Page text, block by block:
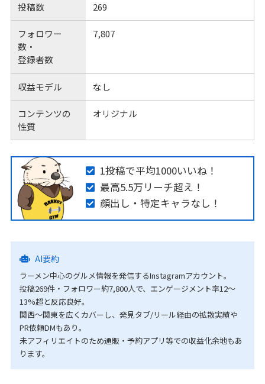
投稿数 269
フォロワー
数・
登録者数
7,807
収益モデル なし
コンテンツの
性質
オリジナル
1投稿で平均1000いいね！
最高5.5万リーチ超え！
顔出し・特定キャラなし！
AI要約
ラーメン中心のグルメ情報を発信するInstagramアカウント。
投稿269件・フォロワー約7,800人で、エンゲージメント率12〜
13%超と反応良好。
関西〜関東を広くカバーし、発見タブ/リール経由の拡散実績や
PR依頼DMもあり。
未アフィリエイトのため通販・予約アプリ等での収益化余地もあ
ります。